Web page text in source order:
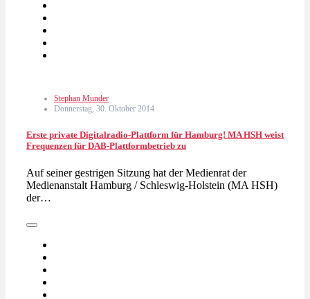
Stephan Munder
Donnerstag, 30. Oktober 2014
Erste private Digitalradio-Plattform für Hamburg! MA HSH weist
Frequenzen für DAB-Plattformbetrieb zu
Auf seiner gestrigen Sitzung hat der Medienrat der
Medienanstalt Hamburg / Schleswig-Holstein (MA HSH)
der…